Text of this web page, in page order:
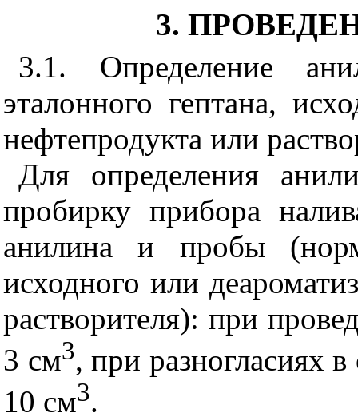
3.
3.1. Определение
эталонного гептана,
нефтепродукта или
Для определения
пробирку прибора
анилина и пробы
исходного или
растворителя): при
3 см3, при разногласиях
10 см3.